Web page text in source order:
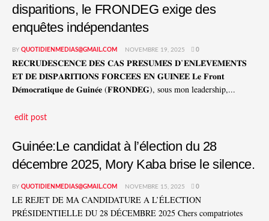
disparitions, le FRONDEG exige des
enquêtes indépendantes
BY QUOTIDIENMEDIAS@GMAIL.COM NOVEMBRE 19, 2025 0
𝐑𝐄𝐂𝐑𝐔𝐃𝐄𝐒𝐂𝐄𝐍𝐂𝐄 𝐃𝐄𝐒 𝐂𝐀𝐒 𝐏𝐑𝐄́𝐒𝐔𝐌𝐄́𝐒 𝐃’𝐄𝐍𝐋𝐄̀𝐕𝐄𝐌𝐄𝐍𝐓𝐒
𝐄𝐓 𝐃𝐄 𝐃𝐈𝐒𝐏𝐀𝐑𝐈𝐓𝐈𝐎𝐍𝐒 𝐅𝐎𝐑𝐂𝐄́𝐄𝐒 𝐄𝐍 𝐆𝐔𝐈𝐍𝐄́𝐄 𝐋𝐞 𝐅𝐫𝐨𝐧𝐭
𝐃𝐞́𝐦𝐨𝐜𝐫𝐚𝐭𝐢𝐪𝐮𝐞 𝐝𝐞 𝐆𝐮𝐢𝐧𝐞́𝐞 (𝐅𝐑𝐎𝐍𝐃𝐄𝐆), sous mon leadership,...
edit post
Guinée:Le candidat à l’élection du 28
décembre 2025, Mory Kaba brise le silence.
BY QUOTIDIENMEDIAS@GMAIL.COM NOVEMBRE 15, 2025 0
LE REJET DE MA CANDIDATURE A L’ÉLECTION
PRÉSIDENTIELLE DU 28 DÉCEMBRE 2025 Chers compatriotes